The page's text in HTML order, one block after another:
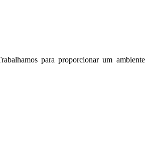
para proporcionar um